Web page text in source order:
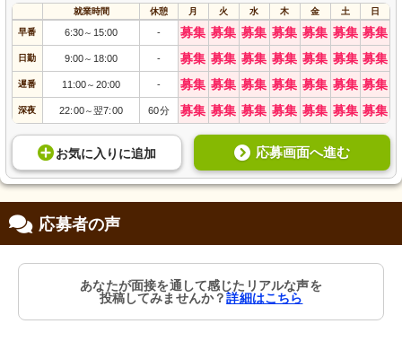
就業時間 休憩 月 火 水 木 金 土 日
早番 6:30～ 15:00 - 募集 募集 募集 募集 募集 募集 募集
日勤 9:00～ 18:00 - 募集 募集 募集 募集 募集 募集 募集
遅番 11:00～ 20:00 - 募集 募集 募集 募集 募集 募集 募集
深夜 22:00～翌7:00 60分 募集 募集 募集 募集 募集 募集 募集
お気に入り に追加 応募画面へ進む
応募者の声
あなたが面接を通して感じたリアルな声を
投稿してみませんか？詳細はこちら